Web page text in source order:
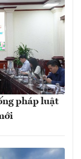
pháp luật